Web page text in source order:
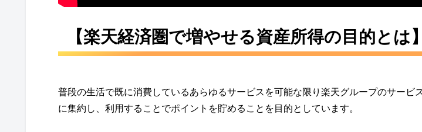
【楽天経済圏で増やせる資産所得の目的とは】​
普段の生活で既に消費しているあらゆるサービスを可能な限り楽天グループのサービ
に集約し、利用することでポイントを貯めることを目的としています。